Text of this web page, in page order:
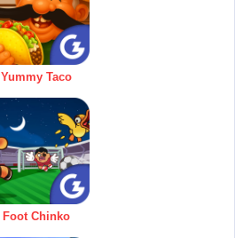
Yummy Taco
Foot Chinko